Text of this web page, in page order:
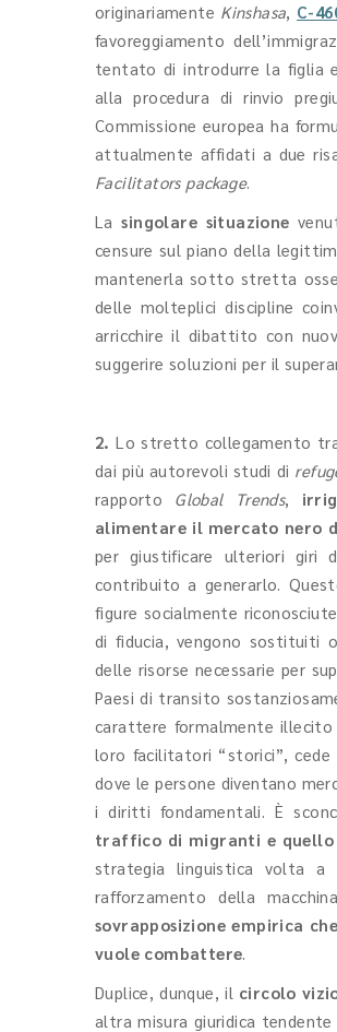
originariamente Kinshasa, C-
favoreggiamento
tentato di introdurre la figlia
alla procedura di rinvio
Commissione europea ha
attualmente affidati a due
Facilitators package.
Lasingolare situazione
censure sul piano della
mantenerla sotto stretta
delle molteplici discipline
arricchire il dibattito con
suggerire soluzioni per il
2.Lo stretto collegamento
dai più autorevoli studi di
rapporto Global Trends,
alimentare il mercato nero
per giustificare ulteriori giri
contribuito a generarlo.
figure socialmente
di fiducia, vengono sostituiti
delle risorse necessarie per
Paesi di transito
carattere formalmente
loro facilitatori “storici”, cede
dove le persone diventano
i diritti fondamentali. È
traffico di migranti e
strategia linguistica volta a
rafforzamento della
sovrapposizione empirica
vuole combattere.
Duplice, dunque, il circolo
altra misura giuridica